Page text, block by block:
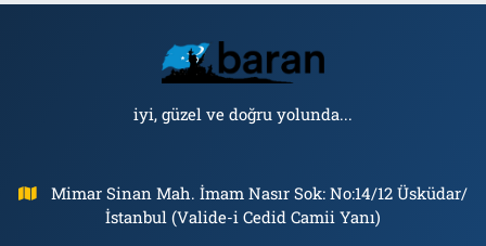
iyi, güzel ve doğru yolunda...
Mimar Sinan Mah. İmam Nasır Sok: No:14/12 Üsküdar/
İstanbul (Valide-i Cedid Camii Yanı)